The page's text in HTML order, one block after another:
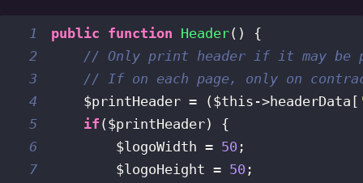
1 public function Header( )
{
2
// Only print header if it may be
3
// If on each page, only on
4
$printHeader = ( $this ->headerData [
5
if ( $printHeader)
{
6
$logoWidth = 50 ;
7
$logoHeight = 50 ;